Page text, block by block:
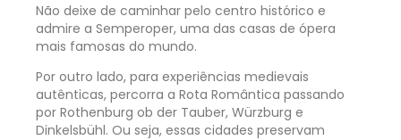
Não deixe de caminhar pelo centro histórico e
admire a Semperoper, uma das casas de ópera
mais famosas do mundo.
Por outro lado, para experiências medievais
autênticas, percorra a Rota Romântica passando
por Rothenburg ob der Tauber, Würzburg e
Dinkelsbühl. Ou seja, essas cidades preservam